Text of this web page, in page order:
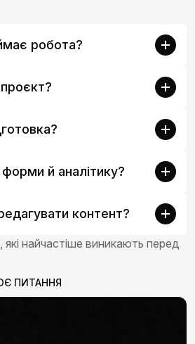
які найчастіше виникають перед
ПИТАННЯ
робота?
й аналітику?
контент?